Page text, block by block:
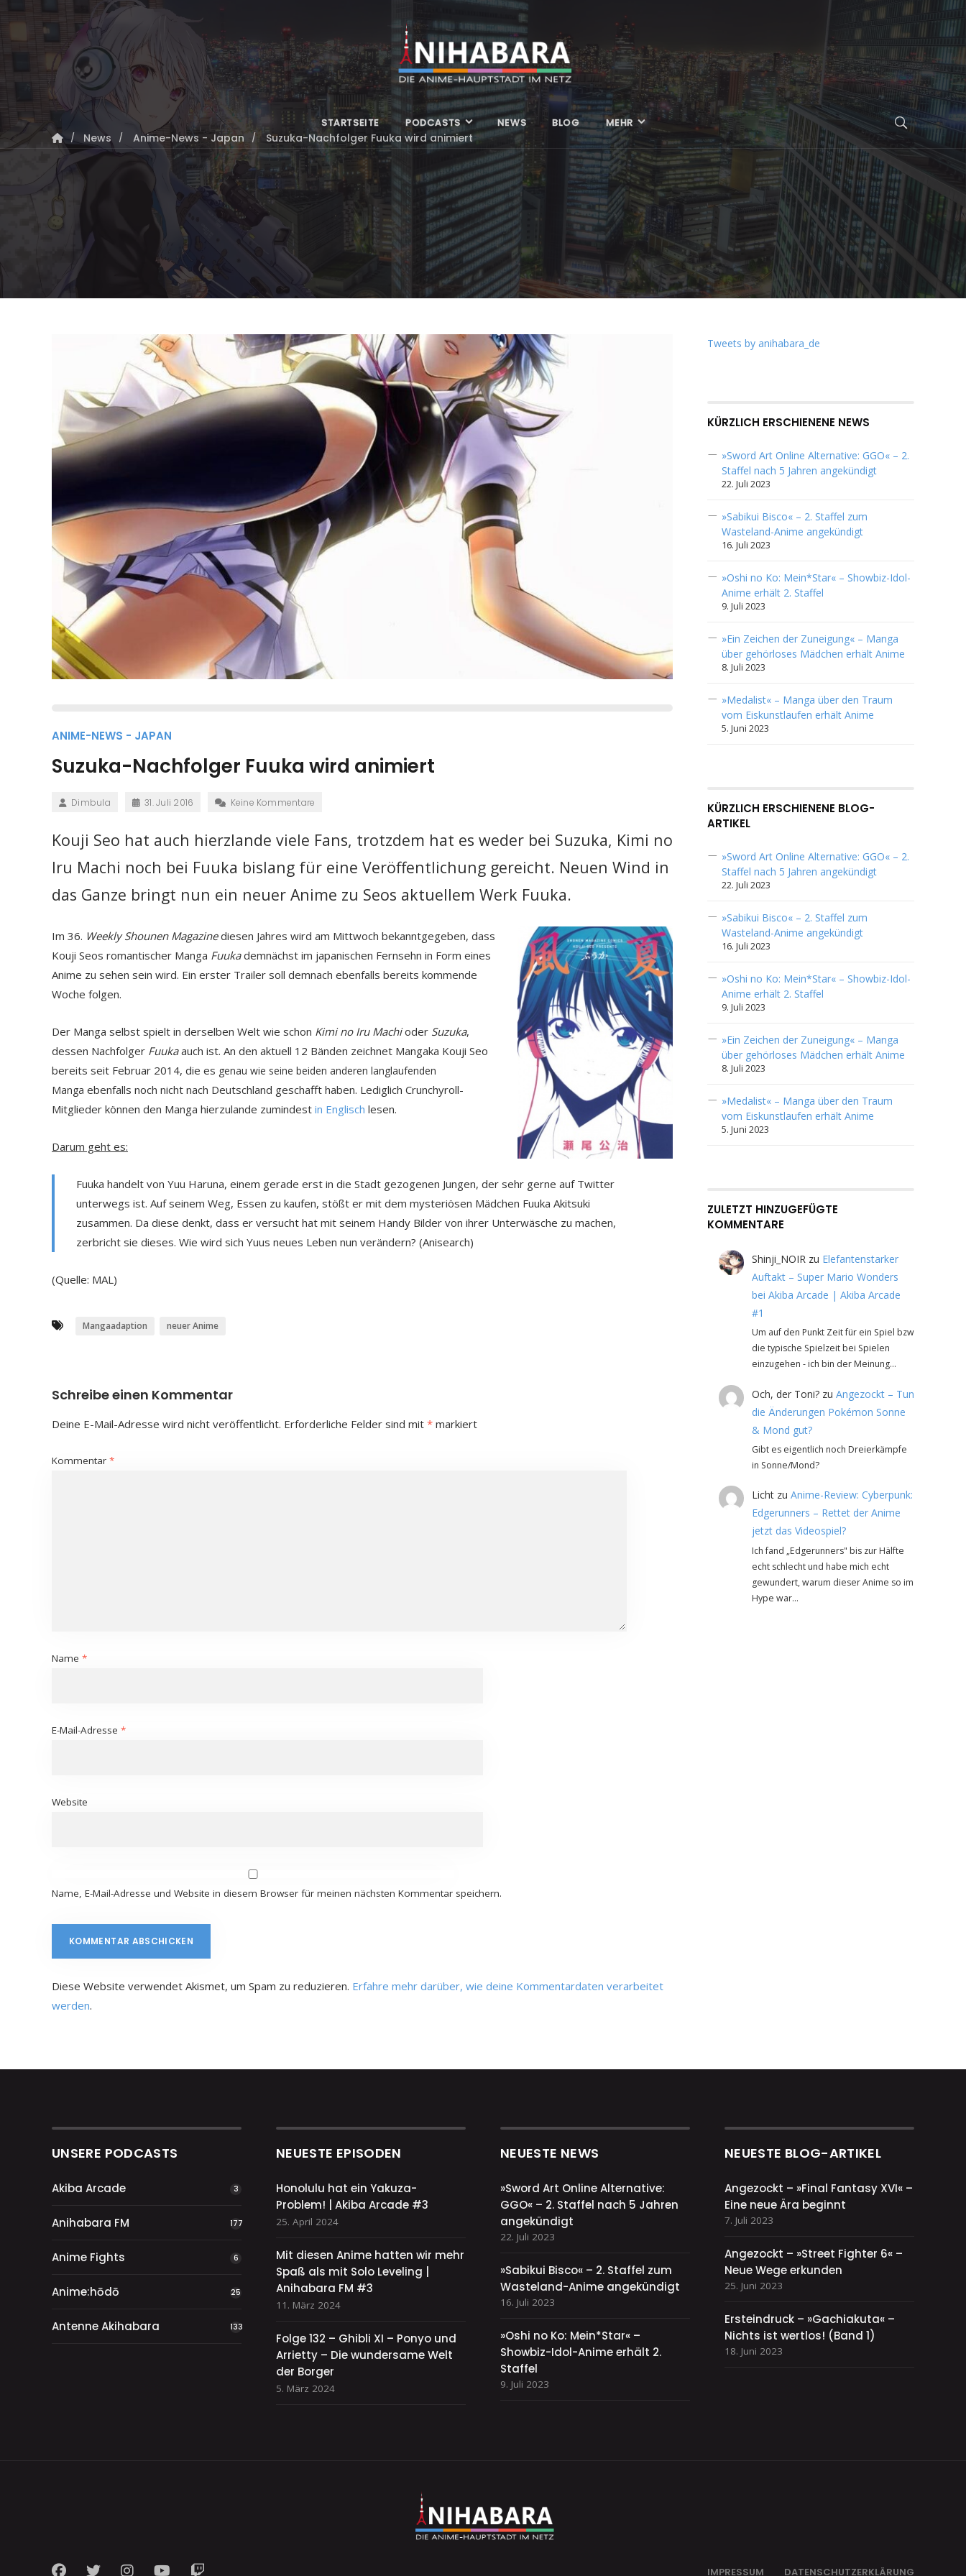
STARTSEITE PODCASTS NEWS BLOG MEHR
News Anime-News - Japan Suzuka-Nachfolger Fuuka wird animiert
ANIME-NEWS - JAPAN
Suzuka-Nachfolger Fuuka wird animiert
Dimbula 31. Juli 2016 Keine Kommentare
Kouji Seo hat auch hierzlande viele Fans, trotzdem hat es weder bei Suzuka, Kimi no
Iru Machi noch bei Fuuka bislang für eine Veröffentlichung gereicht. Neuen Wind in
das Ganze bringt nun ein neuer Anime zu Seos aktuellem Werk Fuuka.
Im 36. Weekly Shounen Magazinediesen Jahres wird am Mittwoch bekanntgegeben, dass
Kouji Seos romantischer Manga Fuukademnächst im japanischen Fernsehn in Form eines
Anime zu sehen sein wird. Ein erster Trailer soll demnach ebenfalls bereits kommende
Woche folgen.
Der Manga selbst spielt in derselben Welt wie schon Kimi no Iru Machioder Suzuka,
dessen Nachfolger Fuukaauch ist. An den aktuell 12 Bänden zeichnet Mangaka Kouji Seo
bereits seit Februar 2014, die es genau wie seine beiden anderen langlaufenden
Manga ebenfalls noch nicht nach Deutschland geschafft haben. Lediglich Crunchyroll-
Mitglieder können den Manga hierzulande zumindest in Englisch lesen.
Darum geht es:
Fuuka handelt von Yuu Haruna, einem gerade erst in die Stadt gezogenen Jungen, der sehr gerne auf Twitter
unterwegs ist. Auf seinem Weg, Essen zu kaufen, stößt er mit dem mysteriösen Mädchen Fuuka Akitsuki
zusammen. Da diese denkt, dass er versucht hat mit seinem Handy Bilder von ihrer Unterwäsche zu machen,
zerbricht sie dieses. Wie wird sich Yuus neues Leben nun verändern? (Anisearch)
(Quelle: MAL)
Mangaadaption neuer Anime
Schreibe einen Kommentar
Deine E-Mail-Adresse wird nicht veröffentlicht. Erforderliche Felder sind mit * markiert
Kommentar *
Name *
E-Mail-Adresse *
Website
Name, E-Mail-Adresse und Website in diesem Browser für meinen nächsten Kommentar speichern.
Diese Website verwendet Akismet, um Spam zu reduzieren. Erfahre mehr darüber, wie deine Kommentardaten verarbeitet
werden.
Tweets by anihabara_de
KÜRZLICH ERSCHIENENE NEWS
»Sword Art Online Alternative: GGO« – 2.
Staffel nach 5 Jahren angekündigt
22. Juli 2023
»Sabikui Bisco« – 2. Staffel zum
Wasteland-Anime angekündigt
16. Juli 2023
»Oshi no Ko: Mein*Star« – Showbiz-Idol-
Anime erhält 2. Staffel
9. Juli 2023
»Ein Zeichen der Zuneigung« – Manga
über gehörloses Mädchen erhält Anime
8. Juli 2023
»Medalist« – Manga über den Traum
vom Eiskunstlaufen erhält Anime
5. Juni 2023
KÜRZLICH ERSCHIENENE BLOG-
ARTIKEL
»Sword Art Online Alternative: GGO« – 2.
Staffel nach 5 Jahren angekündigt
22. Juli 2023
»Sabikui Bisco« – 2. Staffel zum
Wasteland-Anime angekündigt
16. Juli 2023
»Oshi no Ko: Mein*Star« – Showbiz-Idol-
Anime erhält 2. Staffel
9. Juli 2023
»Ein Zeichen der Zuneigung« – Manga
über gehörloses Mädchen erhält Anime
8. Juli 2023
»Medalist« – Manga über den Traum
vom Eiskunstlaufen erhält Anime
5. Juni 2023
ZULETZT HINZUGEFÜGTE
KOMMENTARE
Shinji_NOIRzu Elefantenstarker
Auftakt – Super Mario Wonders
bei Akiba Arcade | Akiba Arcade
#1
Um auf den Punkt Zeit für ein Spiel bzw
die typische Spielzeit bei Spielen
einzugehen - ich bin der Meinung…
Och, der Toni?zu Angezockt – Tun
die Änderungen Pokémon Sonne
& Mond gut?
Gibt es eigentlich noch Dreierkämpfe
in Sonne/Mond?
Lichtzu Anime-Review: Cyberpunk:
Edgerunners – Rettet der Anime
jetzt das Videospiel?
Ich fand „Edgerunners" bis zur Hälfte
echt schlecht und habe mich echt
gewundert, warum dieser Anime so im
Hype war…
UNSERE PODCASTS
Akiba Arcade 3
Anihabara FM 177
Anime Fights 6
Anime:hōdō 25
Antenne Akihabara 133
NEUESTE EPISODEN
Honolulu hat ein Yakuza-
Problem! | Akiba Arcade #3
25. April 2024
Mit diesen Anime hatten wir mehr
Spaß als mit Solo Leveling |
Anihabara FM #3
11. März 2024
Folge 132 – Ghibli XI – Ponyo und
Arrietty – Die wundersame Welt
der Borger
5. März 2024
NEUESTE NEWS
»Sword Art Online Alternative:
GGO« – 2. Staffel nach 5 Jahren
angekündigt
22. Juli 2023
»Sabikui Bisco« – 2. Staffel zum
Wasteland-Anime angekündigt
16. Juli 2023
»Oshi no Ko: Mein*Star« –
Showbiz-Idol-Anime erhält 2.
Staffel
9. Juli 2023
NEUESTE BLOG-ARTIKEL
Angezockt – »Final Fantasy XVI« –
Eine neue Ära beginnt
7. Juli 2023
Angezockt – »Street Fighter 6« –
Neue Wege erkunden
25. Juni 2023
Ersteindruck – »Gachiakuta« –
Nichts ist wertlos! (Band 1)
18. Juni 2023
IMPRESSUM DATENSCHUTZERKLÄRUNG